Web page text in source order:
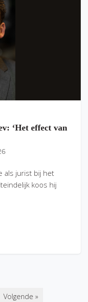
‘Het effect van
als jurist bij het
koos hij
Volgende »